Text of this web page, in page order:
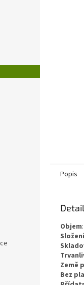
Popis
Objem:
Složení
Země
Bez